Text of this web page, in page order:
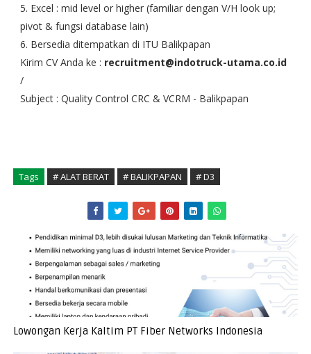
5. Excel : mid level or higher (familiar dengan V/H look up;
pivot & fungsi database lain)
6. Bersedia ditempatkan di ITU Balikpapan
Kirim CV Anda ke : recruitment@indotruck-utama.co.id
/
Subject : Quality Control CRC & VCRM - Balikpapan
Tags # ALAT BERAT # BALIKPAPAN # D3
Lowongan Kerja Kaltim PT Fiber Networks Indonesia